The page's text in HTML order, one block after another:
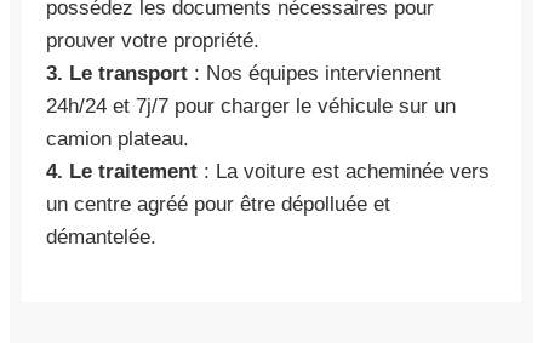
possédez les documents nécessaires pour
prouver votre propriété.
3. Le transport : Nos équipes interviennent
24h/24 et 7j/7 pour charger le véhicule sur un
camion plateau.
4. Le traitement : La voiture est acheminée vers
un centre agréé pour être dépolluée et
démantelée.